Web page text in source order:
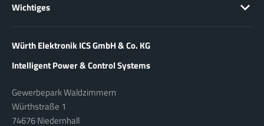
Wichtiges
Würth Elektronik ICS GmbH & Co. KG
Intelligent Power & Control Systems
Gewerbepark Waldzimmern
Würthstraße 1
74676 Niedernhall